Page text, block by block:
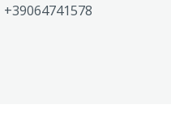
+39064741578